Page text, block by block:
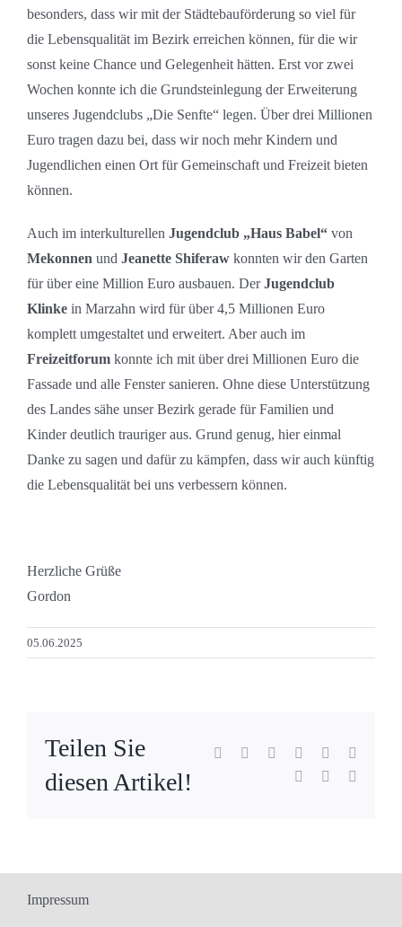
besonders, dass wir mit der Städtebauförderung so viel für
die Lebensqualität im Bezirk erreichen können, für die wir
sonst keine Chance und Gelegenheit hätten. Erst vor zwei
Wochen konnte ich die Grundsteinlegung der Erweiterung
unseres Jugendclubs „Die Senfte“ legen. Über drei Millionen
Euro tragen dazu bei, dass wir noch mehr Kindern und
Jugendlichen einen Ort für Gemeinschaft und Freizeit bieten
können.
Auch im interkulturellen Jugendclub „Haus Babel“ von
Mekonnen und Jeanette Shiferaw konnten wir den Garten
für über eine Million Euro ausbauen. DerJugendclub
Klinke in Marzahn wird für über 4,5 Millionen Euro
komplett umgestaltet und erweitert. Aber auch im
Freizeitforum konnte ich mit über drei Millionen Euro die
Fassade und alle Fenster sanieren. Ohne diese Unterstützung
des Landes sähe unser Bezirk gerade für Familien und
Kinder deutlich trauriger aus. Grund genug, hier einmal
Danke zu sagen und dafür zu kämpfen, dass wir auch künftig
die Lebensqualität bei uns verbessern können.
Herzliche Grüße
Gordon
05.06.2025
Teilen Sie
diesen Artikel!
Facebook Reddit LinkedInWhatsApp
Pinterest
Impressum